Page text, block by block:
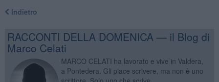
Indietro
RACCONTI DELLA DOMENICA — il Blog di
Marco Celati
MARCO CELATI ha lavorato e vive in Valdera,
a Pontedera. Gli piace scrivere, ma non è uno